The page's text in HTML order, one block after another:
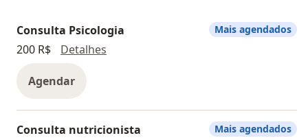
Consulta Psicologia
200 R$
Detalhes
Agendar
Mais agendados
Consulta nutricionista
Mais agendados